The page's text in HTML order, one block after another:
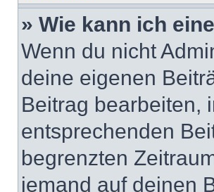
» Wie kann ich
Wenn du nicht
deine eigenen
Beitrag bearbeiten,
entsprechenden
begrenzten
jemand auf deinen